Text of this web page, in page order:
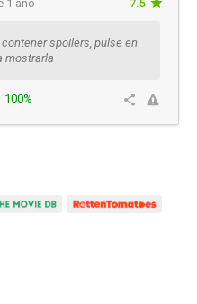
1 año 7.5
spoilers, pulse en
mostrarla
100%